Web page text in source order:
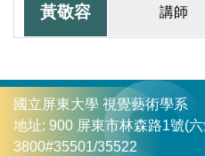
黃敬容 講師
國立屏東大學 視覺藝術學系
地址: 900 屏東市林森路1號(六
3800#35501/35522